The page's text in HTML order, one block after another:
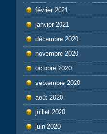
février 2021
janvier 2021
décembre 2020
novembre 2020
octobre 2020
septembre 2020
août 2020
juillet 2020
juin 2020